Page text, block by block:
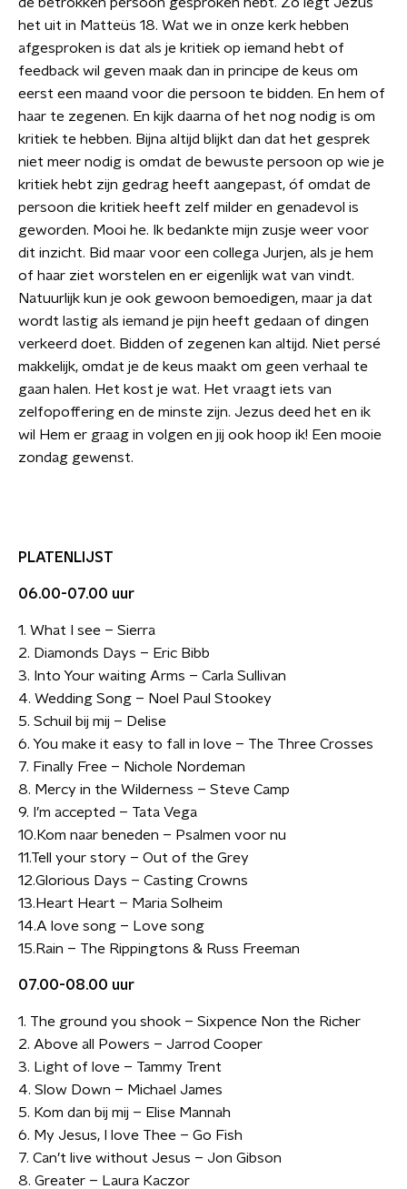
het uit in Matteüs 18. Wat we in onze kerk hebben
afgesproken is dat als je kritiek op iemand hebt of
feedback wil geven maak dan in principe de keus om
eerst een maand voor die persoon te bidden. En hem of
haar te zegenen. En kijk daarna of het nog nodig is om
kritiek te hebben. Bijna altijd blijkt dan dat het gesprek
niet meer nodig is omdat de bewuste persoon op wie je
kritiek hebt zijn gedrag heeft aangepast, óf omdat de
persoon die kritiek heeft zelf milder en genadevol is
geworden. Mooi he. Ik bedankte mijn zusje weer voor
dit inzicht. Bid maar voor een collega Jurjen, als je hem
of haar ziet worstelen en er eigenlijk wat van vindt.
Natuurlijk kun je ook gewoon bemoedigen, maar ja dat
wordt lastig als iemand je pijn heeft gedaan of dingen
verkeerd doet. Bidden of zegenen kan altijd. Niet persé
makkelijk, omdat je de keus maakt om geen verhaal te
gaan halen. Het kost je wat. Het vraagt iets van
zelfopoffering en de minste zijn. Jezus deed het en ik
wil Hem er graag in volgen en jij ook hoop ik! Een mooie
zondag gewenst.
PLATENLIJST
06.00-07.00 uur
1. What I see – Sierra
2. Diamonds Days – Eric Bibb
3. Into Your waiting Arms – Carla Sullivan
4. Wedding Song – Noel Paul Stookey
5. Schuil bij mij – Delise
6. You make it easy to fall in love – The Three Crosses
7. Finally Free – Nichole Nordeman
8. Mercy in the Wilderness – Steve Camp
9. I’m accepted – Tata Vega
10.Kom naar beneden – Psalmen voor nu
11.Tell your story – Out of the Grey
12.Glorious Days – Casting Crowns
13.Heart Heart – Maria Solheim
14.A love song – Love song
15.Rain – The Rippingtons & Russ Freeman
07.00-08.00 uur
1. The ground you shook – Sixpence Non the Richer
2. Above all Powers – Jarrod Cooper
3. Light of love – Tammy Trent
4. Slow Down – Michael James
5. Kom dan bij mij – Elise Mannah
6. My Jesus, I love Thee – Go Fish
7. Can’t live without Jesus – Jon Gibson
8. Greater – Laura Kaczor